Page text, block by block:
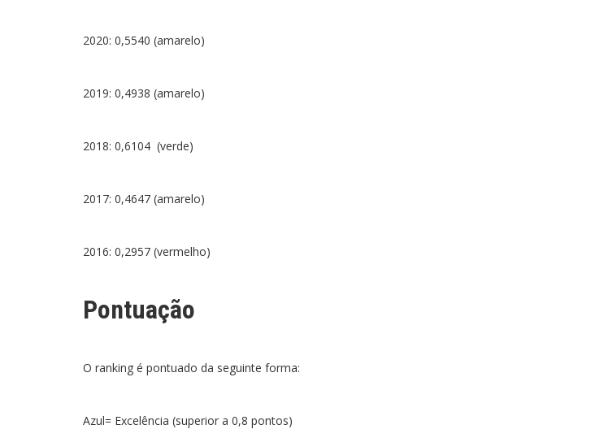
2020: 0,5540 (amarelo)
2019: 0,4938 (amarelo)
2018: 0,6104 (verde)
2017: 0,4647 (amarelo)
2016: 0,2957 (vermelho)
Pontuação
O ranking é pontuado da seguinte forma:
Azul= Excelência (superior a 0,8 pontos)